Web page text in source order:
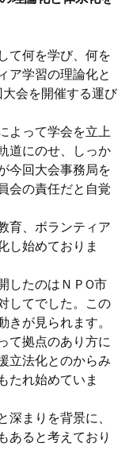
て何を学び、何を
ア学習の理論化と
会を開催する運び
よって学会を立上
道にのせ、しっか
今回大会事務局を
会の責任だと自覚
育、ボランティア
し始めておりま
したのはＮＰО市
してでした。この
が見られます。
て拠点のあり方に
立法化とのからみ
たれ始めていま
まりを背景に、
あると考えており